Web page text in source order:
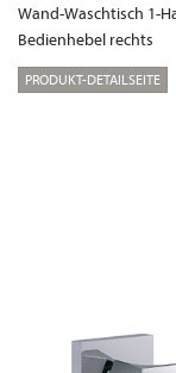
Wand-Waschtisch 1-
Bedienhebel rechts
PRODUKT-DETAILSEITE